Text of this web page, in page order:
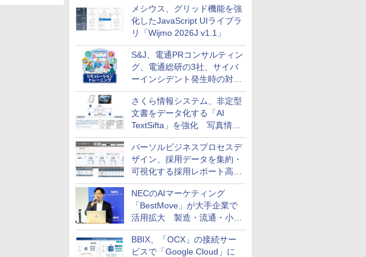
メシウス、グリッド機能を強
化したJavaScript UIライブラ
リ「Wijmo 2026J v1.1」
S&J、電通PRコンサルティン
グ、電通総研の3社、サイバ
ーインシデント発生時の対応
と危機管理広報を一体的に訓
練するプログラムを提供
さくら情報システム、非定型
文書をデータ化する「AI
TextSifta」を強化 写真情報
のデータ化などに対応
パーソルビジネスプロセスデ
ザイン、採用データを集約・
可視化する採用レポート高速
化サービスを提供
NECのAIマーケティング
「BestMove」が大手企業で
活用拡大 製造・流通・小売
企業・広告代理店などが実装
フェーズへ
BBIX、「OCX」の接続サー
ビスで「Google Cloud」に